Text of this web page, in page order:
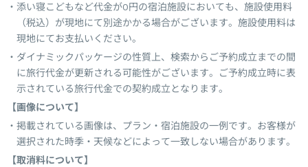
添い寝こどもなど代金が0円の宿泊施設においても、施設使用料
（税込）が現地にて別途かかる場合がございます。施設使用料は
現地にてお支払いください。
ダイナミックパッケージの性質上、検索からご予約成立までの間
に旅行代金が更新される可能性がございます。ご予約成立時に表
示されている旅行代金での契約成立となります。
【画像について】
掲載されている画像は、プラン・宿泊施設の一例です。お客様が
選択された時季・天候などによって一致しない場合があります。
【取消料について】